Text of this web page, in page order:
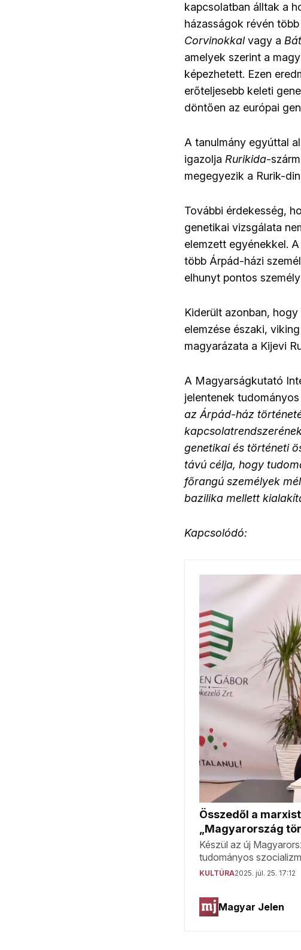
kapcsolatban álltak a
házasságok révén
Corvinokkalvagy a
amelyek szerint a
képezhetett. Ezen
erőteljesebb keleti
döntően az európai
A tanulmány egyúttal
igazolja Rurikida-
megegyezik a Rurik-
További érdekesség,
genetikai vizsgálata
elemzett egyénekkel.
több Árpád-házi
elhunyt pontos
Kiderült azonban,
elemzése északi,
magyarázata a Kijevi
A Magyarságkutató
jelentenek
az Árpád-ház
genetikai és történeti
távú célja, hogy
főrangú személyek
bazilika mellett
Kapcsolódó: